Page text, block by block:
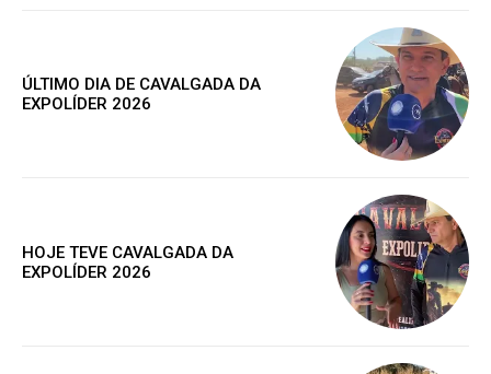
Assine nosso site e tenha acessos
ÚLTIMO DIA DE CAVALGADA DA
EXPOLÍDER 2026
HOJE TEVE CAVALGADA DA
EXPOLÍDER 2026